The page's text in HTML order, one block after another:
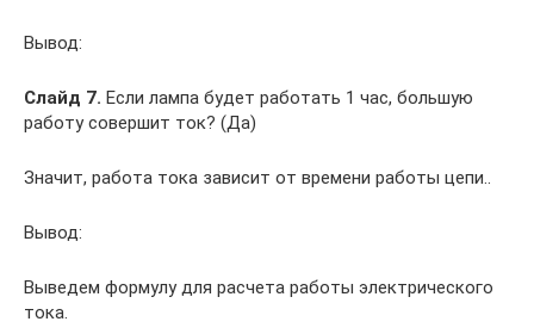
Вывод:
Слайд 7. Если лампа будет работать 1 час, большую
работу совершит ток? (Да)
Значит, работа тока зависит от времени работы цепи..
Вывод:
Выведем формулу для расчета работы электрического
тока.